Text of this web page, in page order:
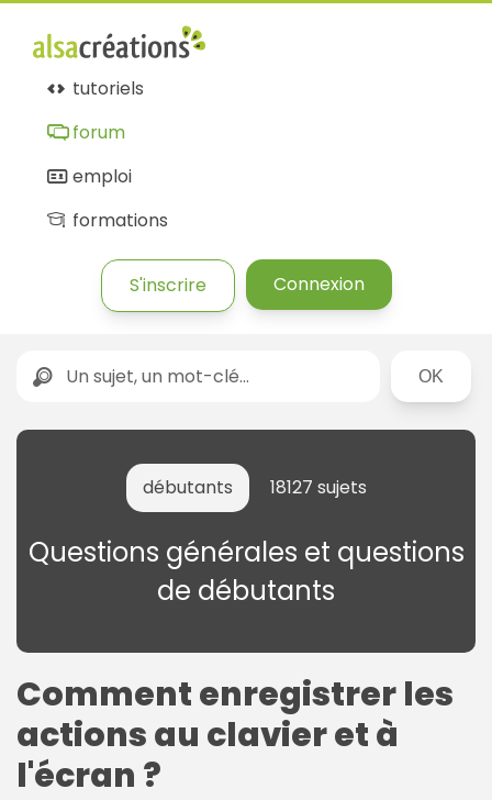
tutoriels
forum
emploi
formations
S'inscrire Connexion
Rechercher
débutants 18127 sujets
Questions générales et questions
de débutants
Comment enregistrer les
actions au clavier et à
l'écran ?